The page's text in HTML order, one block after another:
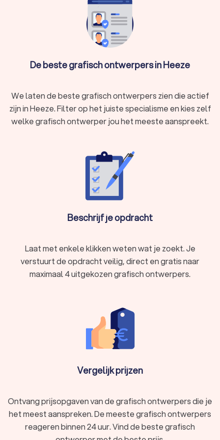
gevonden. De grafisch ontwerpers in Heeze hebben een
gemiddelde Trustoo Score van een 8.8. Welke grafisch
designer je ook kiest, via Trustoo maak je een goede keuze
voor het opmaken van je drukwerk en het ontwerpen van je
aan te vragen bij verschillende grafisch ontwerpers. Zo kan je
De beste grafisch ontwerpers in Heeze
We laten de beste grafisch ontwerpers zien die actief
zijn in Heeze. Filter op het juiste specialisme en kies zelf
welke grafisch ontwerper jou het meeste aanspreekt.
Beschrijf je opdracht
Laat met enkele klikken weten wat je zoekt. Je
verstuurt de opdracht veilig, direct en gratis naar
maximaal 4 uitgekozen grafisch ontwerpers.
Vergelijk prijzen
Ontvang prijsopgaven van de grafisch ontwerpers die je
het meest aanspreken. De meeste grafisch ontwerpers
reageren binnen 24 uur. Vind de beste grafisch